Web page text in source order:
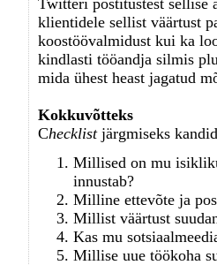
Twitteri postitustest sellise
klientidele sellist väärtust
koostöövalmidust kui ka
kindlasti tööandja silmis
mida ühest heast jagatud
Kokkuvõtteks
Checklistjärgmiseks
Millised on mu
innustab?
Milline ettevõte ja
Millist väärtust
Kas mu
Millise uue töökoha